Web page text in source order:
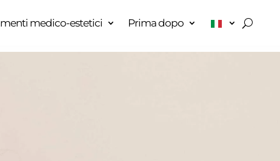
medico-estetici Prima dopo